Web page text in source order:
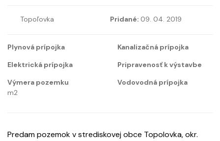
Topoľovka Pridané: 09. 04. 2019
Plynová prípojka
Kanalizačná prípojka
Elektrická prípojka
Pripravenosť k výstavbe
Výmera pozemku
m2
Vodovodná prípojka
Predam pozemok v strediskovej obce Topolovka, okr.